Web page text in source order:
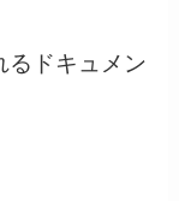
るドキュメン